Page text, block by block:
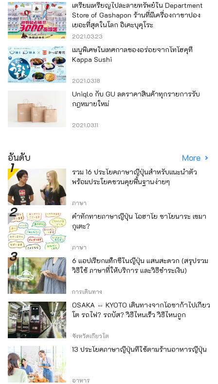
เตรียมเหรียญไปละลายทรัพย์ใน Department
Store of Gashapon ร้านที่มีเครื่องกาชาปอง
เยอะที่สุดในโลก อิเคะบุคุโระ
2021.03.23
เมนูพิเศษในเทศกาลของอร่อยจากโทโฮคุที่
Kappa Sushi
2021.03.18
Uniqlo กับ GU ลดราคาสินค้าทุกรายการรับ
กฎหมายใหม่
2021.03.11
อันดับ More
รวม 16 ประโยคภาษาญี่ปุ่นสำหรับแนะนำตัว
พร้อมประโยคชวนคุยพื้นฐานง่ายๆ
ภาษา
คำทักทายภาษาญี่ปุ่น โอฮาโย ซาโยนาระ เซมา
กุเตะ?
ภาษา
6 แอปเรียกแท็กซี่ในญี่ปุ่น แสนสะดวก (สรุปรวม
วิธีใช้ ภาษาที่ให้บริการ และวิธีชำระเงิน)
การเดินทาง
OSAKA ⇔ KYOTO เดินทางจากโอซาก้าไปเกียว
โต รถไฟ? รถบัส? วิธีไหนเร็ว วิธีไหนถูก
จังหวัดเกียวโต
13 ประโยคภาษาญี่ปุ่นที่ใช้ตามร้านอาหารญี่ปุ่น
อาหาร